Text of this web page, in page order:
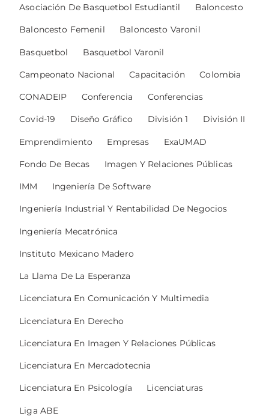
Asociación De Basquetbol Estudiantil Baloncesto
Baloncesto Femenil Baloncesto Varonil
Basquetbol Basquetbol Varonil
Campeonato Nacional Capacitación Colombia
CONADEIP Conferencia Conferencias
Covid-19 Diseño Gráfico División 1 División II
Emprendimiento Empresas ExaUMAD
Fondo De Becas Imagen Y Relaciones Públicas
IMM Ingeniería De Software
Ingeniería Industrial Y Rentabilidad De Negocios
Ingeniería Mecatrónica
Instituto Mexicano Madero
La Llama De La Esperanza
Licenciatura En Comunicación Y Multimedia
Licenciatura En Derecho
Licenciatura En Imagen Y Relaciones Públicas
Licenciatura En Mercadotecnia
Licenciatura En Psicología Licenciaturas
Liga ABE